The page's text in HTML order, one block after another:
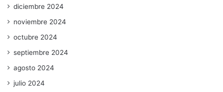
diciembre 2024
noviembre 2024
octubre 2024
septiembre 2024
agosto 2024
julio 2024